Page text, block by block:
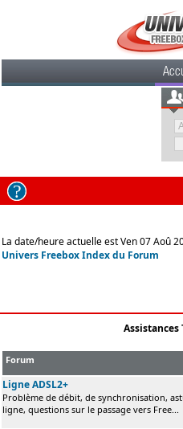
La date/heure actuelle est Ven 07 Aoû
Univers Freebox Index du Forum
Assistances
Forum
Ligne ADSL2+
Problème de débit, de synchronisation,
ligne, questions sur le passage vers Free...